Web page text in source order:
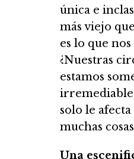
única e
más viejo
es lo que
¿Nuestras
estamos
solo le
muchas
Una